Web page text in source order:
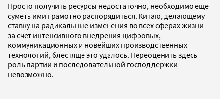
Просто получить ресурсы недостаточно, необходимо еще
суметь ими грамотно распорядиться. Китаю, делающему
ставку на радикальные изменения во всех сферах жизни
за счет интенсивного внедрения цифровых,
коммуникационных и новейших производственных
технологий, блестяще это удалось. Переоценить здесь
роль партии и последовательной господдержки
невозможно.